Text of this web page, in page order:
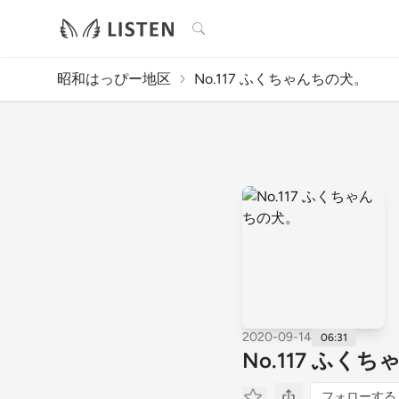
検索
昭和はっぴー地区 No.117 ふくちゃんちの犬。
2020-09-14 06:31
No.117 ふくち